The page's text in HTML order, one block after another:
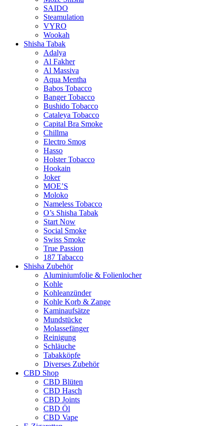
SAIDO
Steamulation
VYRO
Wookah
Shisha Tabak
Adalya
Al Fakher
Al Massiva
Aqua Mentha
Babos Tobacco
Banger Tobacco
Bushido Tobacco
Cataleya Tobacco
Capital Bra Smoke
Chillma
Electro Smog
Hasso
Holster Tobacco
Hookain
Joker
MOE’S
Moloko
Nameless Tobacco
O’s Shisha Tabak
Start Now
Social Smoke
Swiss Smoke
True Passion
187 Tabacco
Shisha Zubehör
Aluminiumfolie & Folienlocher
Kohle
Kohleanzünder
Kohle Korb & Zange
Kaminaufsätze
Mundstücke
Molassefänger
Reinigung
Schläuche
Tabakköpfe
Diverses Zubehör
CBD Shop
CBD Blüten
CBD Hasch
CBD Joints
CBD Öl
CBD Vape